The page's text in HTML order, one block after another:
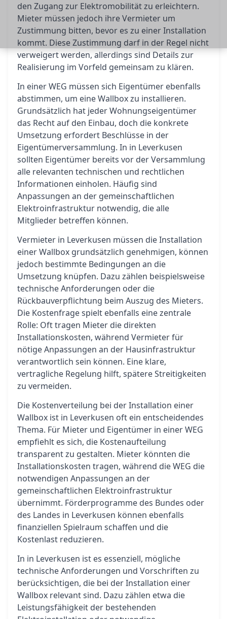
den Zugang zur Elektromobilität zu erleichtern.
Mieter müssen jedoch ihre Vermieter um
Zustimmung bitten, bevor es zu einer Installation
kommt. Diese Zustimmung darf in der Regel nicht
verweigert werden, allerdings sind Details zur
Realisierung im Vorfeld gemeinsam zu klären.
In einer WEG müssen sich Eigentümer ebenfalls
abstimmen, um eine Wallbox zu installieren.
Grundsätzlich hat jeder Wohnungseigentümer
das Recht auf den Einbau, doch die konkrete
Umsetzung erfordert Beschlüsse in der
Eigentümerversammlung. In in Leverkusen
sollten Eigentümer bereits vor der Versammlung
alle relevanten technischen und rechtlichen
Informationen einholen. Häufig sind
Anpassungen an der gemeinschaftlichen
Elektroinfrastruktur notwendig, die alle
Mitglieder betreffen können.
Vermieter in Leverkusen müssen die Installation
einer Wallbox grundsätzlich genehmigen, können
jedoch bestimmte Bedingungen an die
Umsetzung knüpfen. Dazu zählen beispielsweise
technische Anforderungen oder die
Rückbauverpflichtung beim Auszug des Mieters.
Die Kostenfrage spielt ebenfalls eine zentrale
Rolle: Oft tragen Mieter die direkten
Installationskosten, während Vermieter für
nötige Anpassungen an der Hausinfrastruktur
verantwortlich sein können. Eine klare,
vertragliche Regelung hilft, spätere Streitigkeiten
zu vermeiden.
Die Kostenverteilung bei der Installation einer
Wallbox ist in Leverkusen oft ein entscheidendes
Thema. Für Mieter und Eigentümer in einer WEG
empfiehlt es sich, die Kostenaufteilung
transparent zu gestalten. Mieter könnten die
Installationskosten tragen, während die WEG die
notwendigen Anpassungen an der
gemeinschaftlichen Elektroinfrastruktur
übernimmt. Förderprogramme des Bundes oder
des Landes in Leverkusen können ebenfalls
finanziellen Spielraum schaffen und die
Kostenlast reduzieren.
In in Leverkusen ist es essenziell, mögliche
technische Anforderungen und Vorschriften zu
berücksichtigen, die bei der Installation einer
Wallbox relevant sind. Dazu zählen etwa die
Leistungsfähigkeit der bestehenden